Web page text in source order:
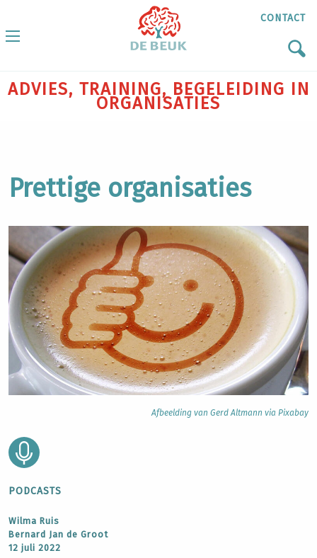
CONTACT
ADVIES, TRAINING, BEGELEIDING IN
ORGANISATIES
Prettige organisaties
Afbeelding van Gerd Altmann via Pixabay
PODCASTS
Wilma Ruis
Bernard Jan de Groot
12 juli 2022